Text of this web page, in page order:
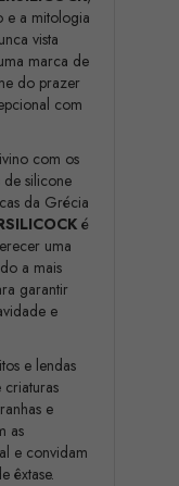
e a mitologia
vista
marca de
do prazer
com
com os
de silicone
da Grécia
é
uma
a mais
garantir
e
e lendas
e
as
e convidam
êxtase.